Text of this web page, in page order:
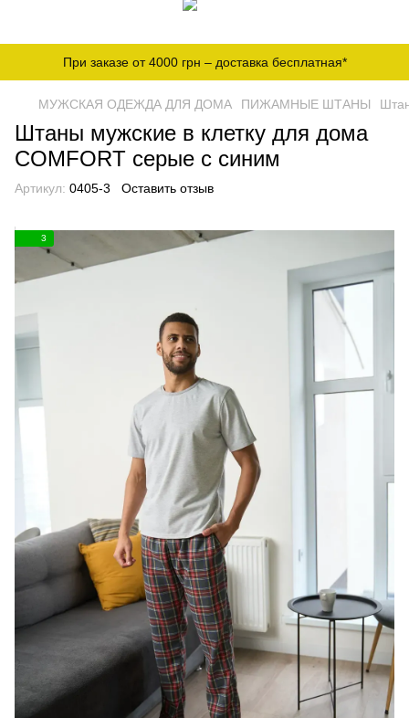
При заказе от 4000 грн – доставка бесплатная*
МУЖСКАЯ ОДЕЖДА ДЛЯ ДОМА ПИЖАМНЫЕ ШТАНЫ
Штаны мужские в клетку для дома
COMFORT серые с синим
Артикул: 0405-3 Оставить отзыв
3